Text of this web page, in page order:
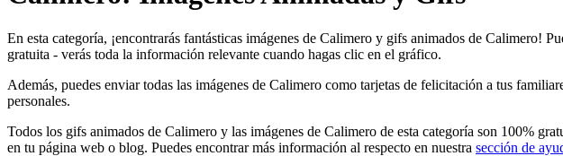
En esta categoría, ¡encontrarás fantásticas imágenes de Calimero y gifs animados de Calimero!
gratuita - verás toda la información relevante cuando hagas clic en el gráfico.
Además, puedes enviar todas las imágenes de Calimero como tarjetas de felicitación a tus
personales.
Todos los gifs animados de Calimero y las imágenes de Calimero de esta categoría son 100%
en tu página web o blog. Puedes encontrar más información al respecto en nuestra sección de